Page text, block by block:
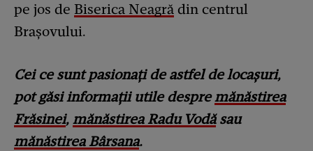
pe jos de Biserica Neagră din centrul
Brașovului.
Cei ce sunt pasionați de astfel de locașuri,
pot găsi informații utile despremănăstirea
Frăsinei, mănăstirea Radu Vodăsau
mănăstirea Bârsana.